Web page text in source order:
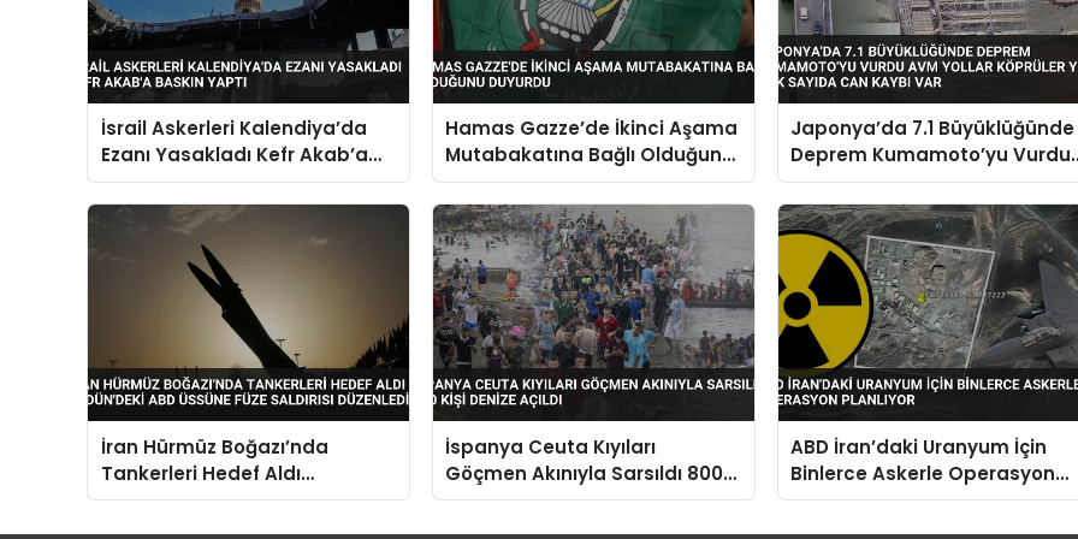
İsrail Askerleri Kalendiya’da
Ezanı Yasakladı Kefr Akab’a
Baskın Yaptı
Hamas Gazze’de İkinci Aşama
Mutabakatına Bağlı Olduğunu
Duyurdu
Japonya’da 7.1 Büyüklüğünde
Deprem Kumamoto’yu Vurdu
AVM Yollar Köprüler Yıkıldı
Sayıda Can Kaybı Var
İran Hürmüz Boğazı’nda
Tankerleri Hedef Aldı
Ürdün’deki ABD Üssüne Füze
İspanya Ceuta Kıyıları
Göçmen Akınıyla Sarsıldı 800
Kişi Denize Açıldı
ABD İran’daki Uranyum İçin
Binlerce Askerle Operasyon
Planlıyor